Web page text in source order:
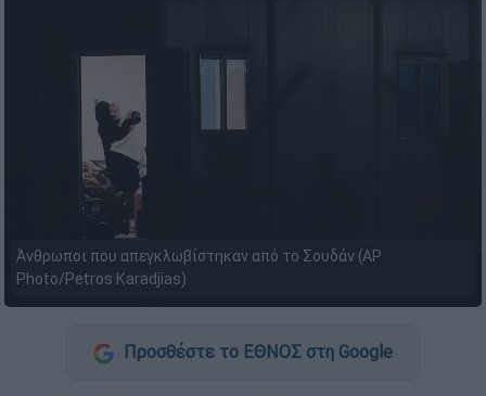
Άνθρωποι που απεγκλωβίστηκαν από το Σουδάν (AP
Photo/Petros Karadjias)
Προσθέστε το ΕΘΝΟΣ στη Google